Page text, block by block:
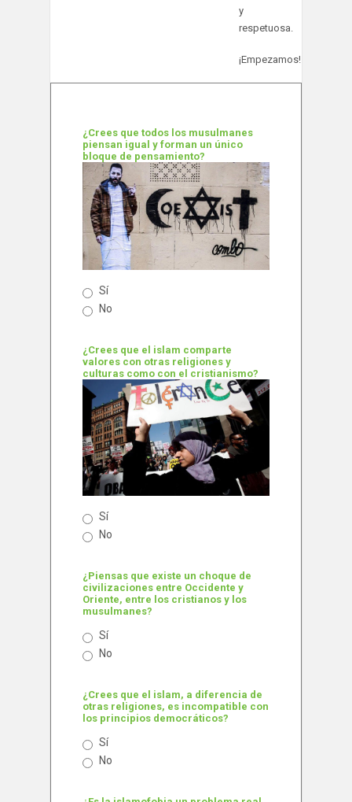
y
respetuosa.
¡Empezamos!
¿Crees que todos los musulmanes
piensan igual y forman un único
bloque de pensamiento?
Sí
No
¿Crees que el islam comparte
valores con otras religiones y
culturas como con el cristianismo?
Sí
No
¿Piensas que existe un choque de
civilizaciones entre Occidente y
Oriente, entre los cristianos y los
musulmanes?
Sí
No
¿Crees que el islam, a diferencia de
otras religiones, es incompatible con
los principios democráticos?
Sí
No